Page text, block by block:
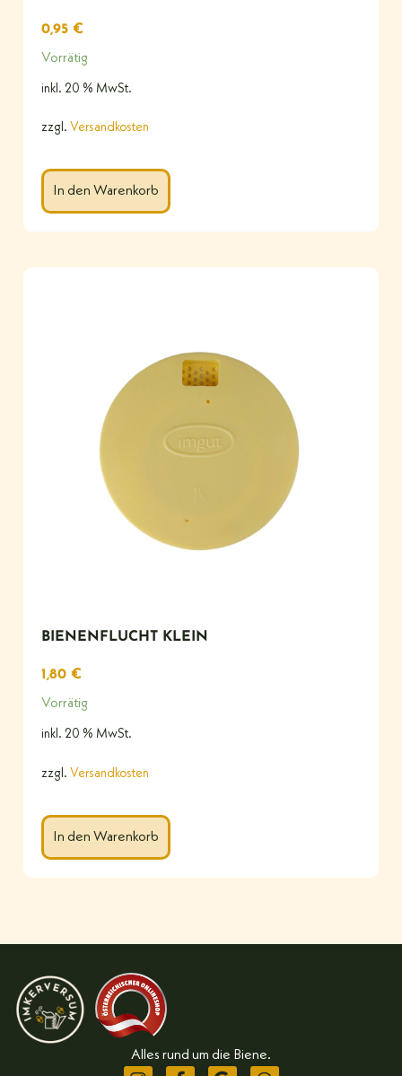
0,95 €
Vorrätig
inkl. 20 % MwSt.
zzgl. Versandkosten
In den Warenkorb
BIENENFLUCHT KLEIN
1,80 €
Vorrätig
inkl. 20 % MwSt.
zzgl. Versandkosten
In den Warenkorb
Alles rund um die Biene.